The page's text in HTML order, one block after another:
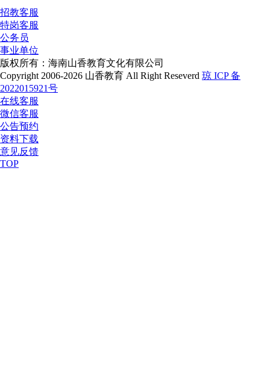
招教客服
特岗客服
公务员
事业单位
版权所有：海南山香教育文化有限公司
Copyright 2006-2026 山香教育 All Right Reseverd 琼 ICP 备
2022015921号
在线客服
微信客服
公告预约
资料下载
意见反馈
TOP